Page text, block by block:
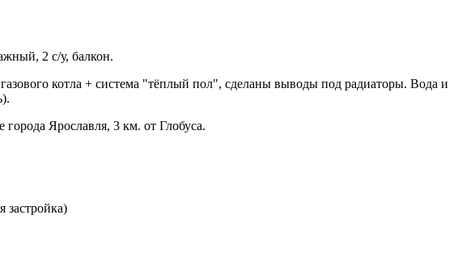
2 с/у, балкон.
котла + система "тёплый пол", сделаны выводы под радиаторы. Вода и
Ярославля, 3 км. от Глобуса.
застройка)